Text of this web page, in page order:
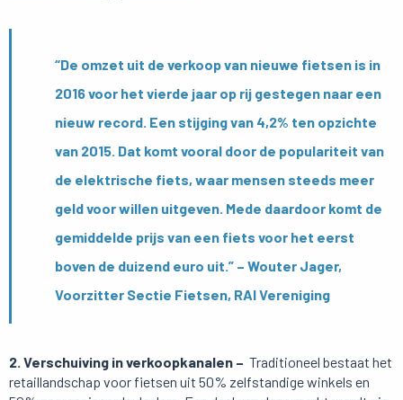
“De omzet uit de verkoop van nieuwe fietsen is in
2016 voor het vierde jaar op rij gestegen naar een
nieuw record. Een stijging van 4,2% ten opzichte
van 2015. Dat komt vooral door de populariteit van
de elektrische fiets, waar mensen steeds meer
geld voor willen uitgeven. Mede daardoor komt de
gemiddelde prijs van een fiets voor het eerst
boven de duizend euro uit.” – Wouter Jager,
Voorzitter Sectie Fietsen, RAI Vereniging
2. Verschuiving in verkoopkanalen – Traditioneel bestaat het
retaillandschap voor fietsen uit 50% zelfstandige winkels en